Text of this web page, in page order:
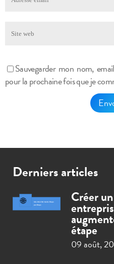
Sauvegarder mon nom,
pour la prochaine fois que je
Derniers articles
Créer
étape
09 août,